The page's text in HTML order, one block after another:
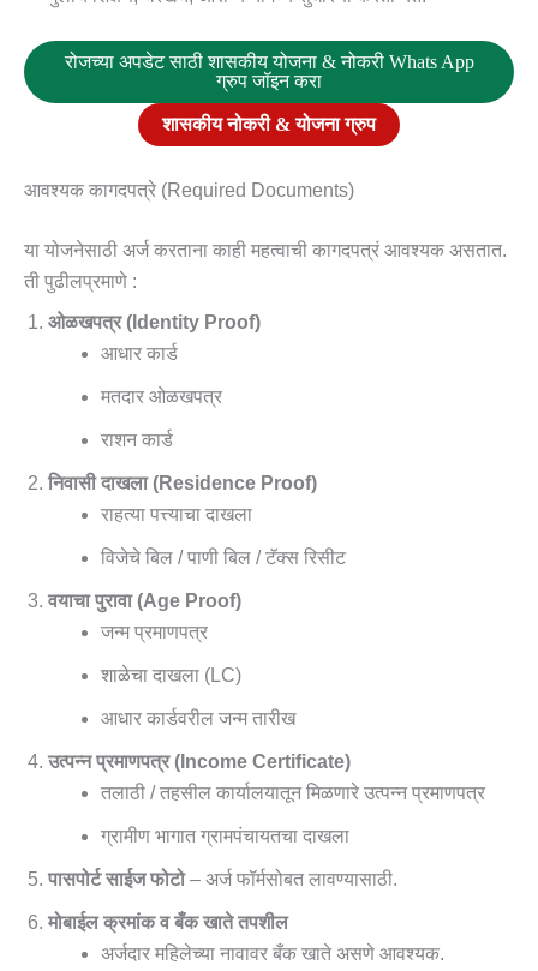
रोजच्या अपडेट साठी शासकीय योजना & नोकरी Whats App
ग्रुप जॉइन करा
शासकीय नोकरी & योजना ग्रुप
आवश्यक कागदपत्रे (Required Documents)
या योजनेसाठी अर्ज करताना काही महत्वाची कागदपत्रं आवश्यक असतात.
ती पुढीलप्रमाणे :
ओळखपत्र (Identity Proof)
आधार कार्ड
मतदार ओळखपत्र
राशन कार्ड
निवासी दाखला (Residence Proof)
राहत्या पत्त्याचा दाखला
विजेचे बिल / पाणी बिल / टॅक्स रिसीट
वयाचा पुरावा (Age Proof)
जन्म प्रमाणपत्र
शाळेचा दाखला (LC)
आधार कार्डवरील जन्म तारीख
उत्पन्न प्रमाणपत्र (Income Certificate)
तलाठी / तहसील कार्यालयातून मिळणारे उत्पन्न प्रमाणपत्र
ग्रामीण भागात ग्रामपंचायतचा दाखला
पासपोर्ट साईज फोटो– अर्ज फॉर्मसोबत लावण्यासाठी.
मोबाईल क्रमांक व बँक खाते तपशील
अर्जदार महिलेच्या नावावर बँक खाते असणे आवश्यक.